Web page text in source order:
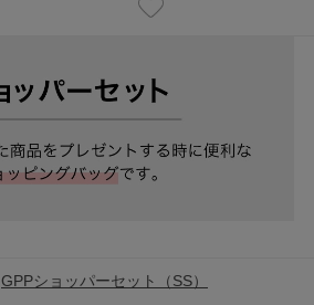
GPPショッパーセット（SS）